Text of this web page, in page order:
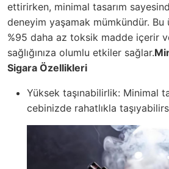
ettirirken, minimal tasarım
deneyim yaşamak mümkündür. Bu
%95 daha az toksik madde içerir
sağlığınıza olumlu etkiler sağlar.
Sigara Özellikleri
Yüksek taşınabilirlik: Minimal
cebinizde rahatlıkla